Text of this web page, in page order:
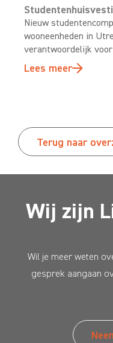
Nieuw
wooneenheden in
verantwoordelijk
Lees meer
Terug naar
Wij zijn
Wil je meer weten
gesprek aangaan